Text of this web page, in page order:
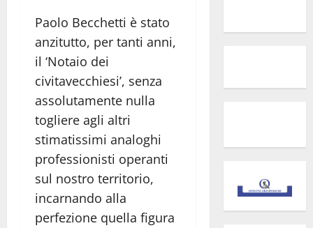
Paolo Becchetti è stato
anzitutto, per tanti anni,
il ‘Notaio dei
civitavecchiesi’, senza
assolutamente nulla
togliere agli altri
stimatissimi analoghi
professionisti operanti
sul nostro territorio,
incarnando alla
perfezione quella figura